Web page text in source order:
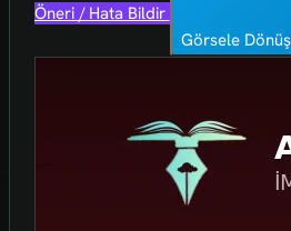
Öneri / Hata Bildir
Görsele